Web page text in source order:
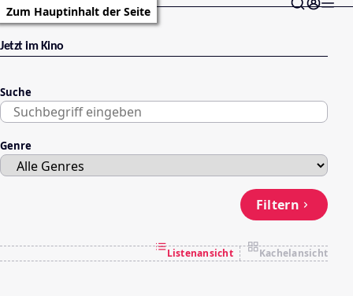
Zum Hauptinhalt der Seite
Jetzt im Kino
Suche
Genre
Filtern
Listenansicht Kachelansicht